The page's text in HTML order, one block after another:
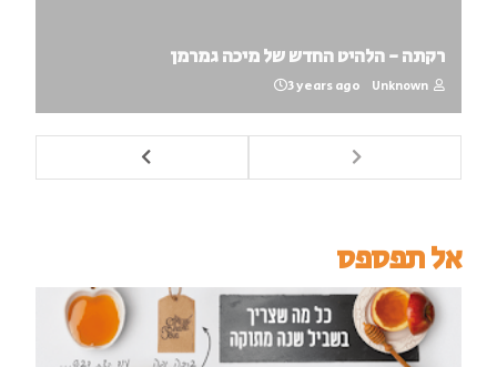
רקתה - הלהיט החדש של מיכה גמרמן
Unknown
3 years ago
אל תפספס